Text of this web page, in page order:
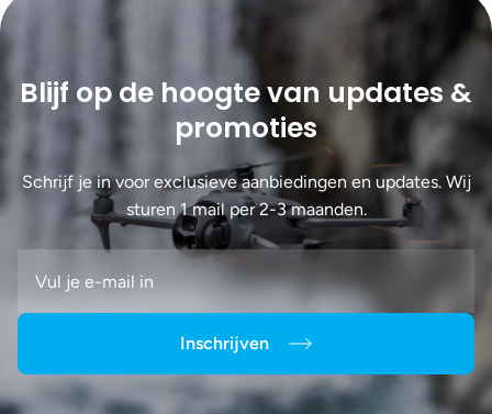
Blijf op de hoogte van updates &
promoties
Schrijf je in voor exclusieve aanbiedingen en updates. Wij
sturen 1 mail per 2-3 maanden.
Inschrijven